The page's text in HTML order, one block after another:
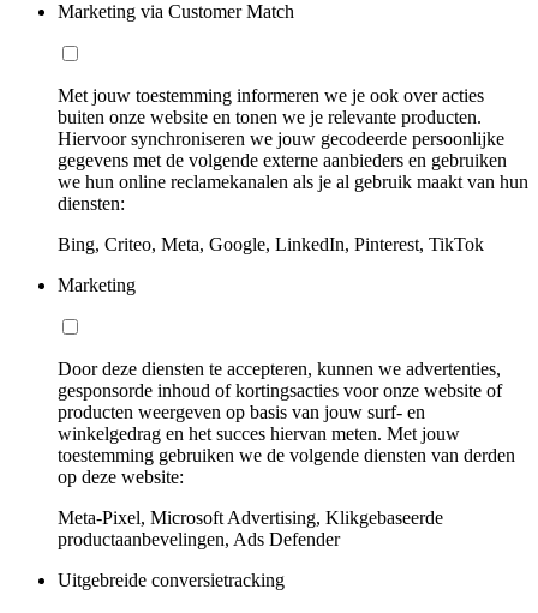
Marketing via Customer Match
Met jouw toestemming informeren we je ook over acties
buiten onze website en tonen we je relevante producten.
Hiervoor synchroniseren we jouw gecodeerde persoonlijke
gegevens met de volgende externe aanbieders en gebruiken
we hun online reclamekanalen als je al gebruik maakt van hun
diensten:
Bing, Criteo, Meta, Google, LinkedIn, Pinterest, TikTok
Marketing
Door deze diensten te accepteren, kunnen we advertenties,
gesponsorde inhoud of kortingsacties voor onze website of
producten weergeven op basis van jouw surf- en
winkelgedrag en het succes hiervan meten. Met jouw
toestemming gebruiken we de volgende diensten van derden
op deze website:
Meta-Pixel, Microsoft Advertising, Klikgebaseerde
productaanbevelingen, Ads Defender
Uitgebreide conversietracking